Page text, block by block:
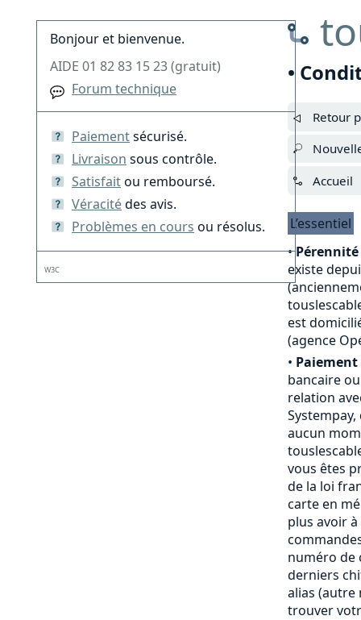
•
Retour
Accueil
L’essentiel
•
existe
est
(agence
• Paiement
bancaire
relation
aucun
vous êtes
de la loi
carte en
plus avoir
numéro de
derniers
alias (autre
trouver
Bonjour et bienvenue.
AIDE 01 82 83 15 23 (gratuit)
Forum technique
Paiementsécurisé.
Livraison sous contrôle.
Satisfaitou remboursé.
Véracitédes avis.
Problèmes en cours ou résolus.
W3C